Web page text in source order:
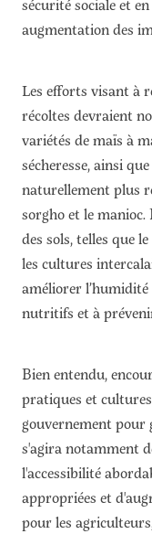
sécurité sociale et
augmentation des
Les efforts visant à
récoltes devraient
variétés de maïs à
sécheresse, ainsi
naturellement plus
sorgho et le
des sols, telles que
les cultures
améliorer
nutritifs et à
Bien entendu,
pratiques et
gouvernement
s'agira notamment
l'accessibilité
appropriées et
pour les